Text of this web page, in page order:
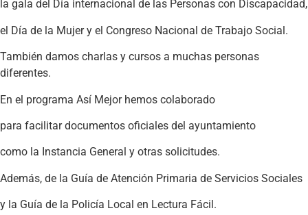
la gala del Día internacional de las Personas con Discapacidad,
el Día de la Mujer y el Congreso Nacional de Trabajo Social.
También damos charlas y cursos a muchas personas
diferentes.
En el programa Así Mejor hemos colaborado
para facilitar documentos oficiales del ayuntamiento
como la Instancia General y otras solicitudes.
Además, de la Guía de Atención Primaria de Servicios Sociales
y la Guía de la Policía Local en Lectura Fácil.